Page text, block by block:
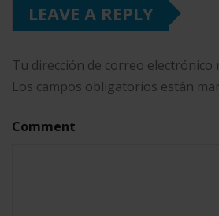
LEAVE A REPLY
Tu dirección de correo electrónico
Los campos obligatorios están
Comment